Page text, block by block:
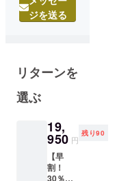
思っていま
す。そして
会社になる
のが私たち
の目標で
に素晴らし
い商品で
も、お客さ
まの手元に
ジを送る
リターンを
選ぶ
19,
950 円
残り90
【早
割！
30％OF